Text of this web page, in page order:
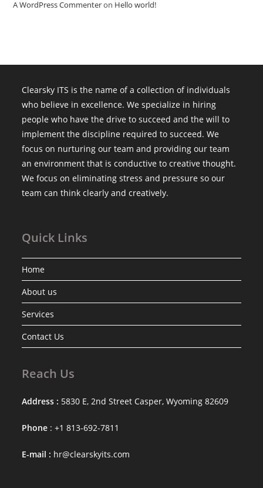
A WordPress Commenteron Hello world!
Clearsky ITS is the name of a collection of individuals
who believe in excellence. We specialize in hiring
people who have the drive to succeed and the will to
implement the discipline required to succeed. We
focus on nurturing our team and providing our team
an environment that is conductive to creative thought.
We focus on eliminating stress and pressure so our
team can think clearly and creatively.
Quick Links
Home
About us
Services
Contact Us
Reach Us
Address : 5830 E, 2nd Street Casper, Wyoming 82609
Phone : +1 813-692-7811
E-mail : hr@clearskyits.com